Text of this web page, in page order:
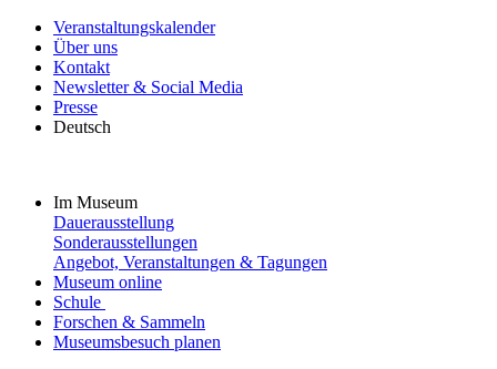
Veranstaltungskalender
Über uns
Kontakt
Newsletter & Social Media
Presse
Deutsch
Im Museum
Dauerausstellung
Sonderausstellungen
Angebot, Veranstaltungen & Tagungen
Museum online
Schule
Forschen & Sammeln
Museumsbesuch planen